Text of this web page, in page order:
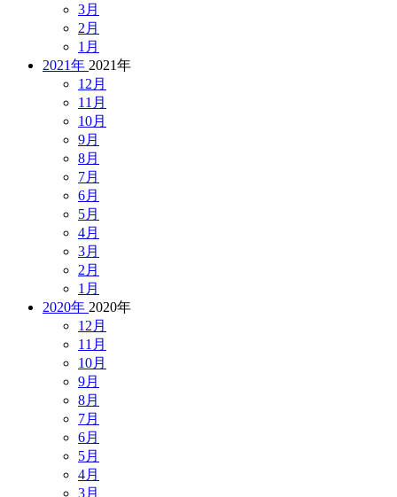
3月
2月
1月
2021年 2021年
12月
11月
10月
9月
8月
7月
6月
5月
4月
3月
2月
1月
2020年 2020年
12月
11月
10月
9月
8月
7月
6月
5月
4月
3月